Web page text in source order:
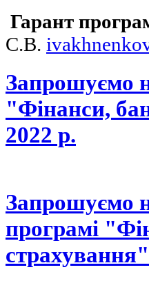
Гарант
С.В.
Запрошуємо
"Фінанси,
2022 р.
Запрошуємо
програмі